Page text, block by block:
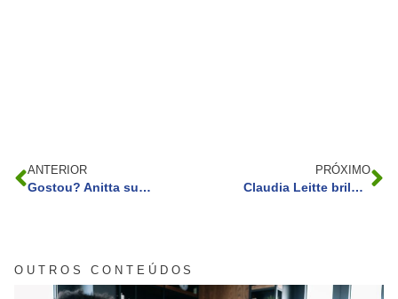
ANTERIOR
Gostou? Anitta surpreende com novo cabelo!
PRÓXIMO
Claudia Leitte brilha em gravação de DVD
OUTROS CONTEÚDOS